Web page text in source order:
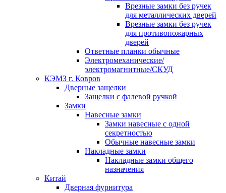
Врезные замки без ручек
для металлических дверей
Врезные замки без ручек
для противопожарных
дверей
Ответные планки обычные
Электромеханические/
электромагнитные/СКУД
КЭМЗ г. Ковров
Дверные защелки
Защелки с фалевой ручкой
Замки
Навесные замки
Замки навесные с одной
секретностью
Обычные навесные замки
Накладные замки
Накладные замки общего
назначения
Китай
Дверная фурнитура